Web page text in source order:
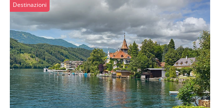
Destinazioni